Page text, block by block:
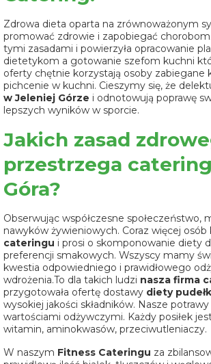
Zdrowa dieta oparta na zrównoważonym
promować zdrowie i zapobiegać
tymi zasadami i powierzyła opracowanie
dietetykom a gotowanie szefom kuchni
oferty chętnie korzystają osoby zabiegane
pichcenie w kuchni. Cieszymy się, że
w Jeleniej Górze i odnotowują poprawę
lepszych wyników w sporcie.
Jakich zasad
przestrzega
Góra?
Obserwując współczesne
nawyków żywieniowych. Coraz więcej
cateringu i prosi o skomponowanie diety
preferencji smakowych. Wszyscy mamy
kwestia odpowiedniego i prawidłowego
wdrożenia.To dla takich ludzi nasza firma
przygotowała ofertę dostawy diety
wysokiej jakości składników. Nasze
wartościami odżywczymi. Każdy posiłek
witamin, aminokwasów, przeciwutleniaczy.
W naszym Fitness Cateringu za